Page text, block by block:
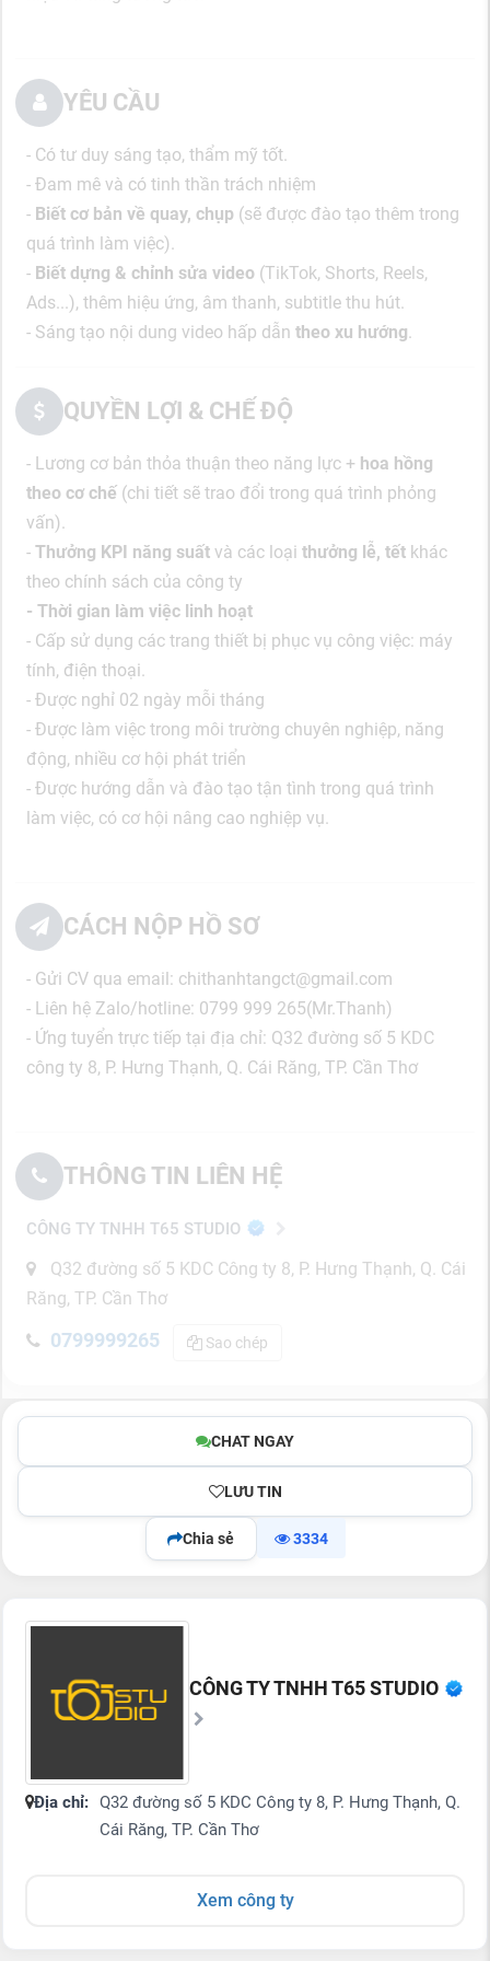
YÊU CẦU
- Có tư duy sáng tạo, thẩm mỹ tốt.
- Đam mê và có tinh thần trách nhiệm
- Biết cơ bản về quay, chụp (sẽ được đào tạo thêm trong
quá trình làm việc).
- Biết dựng & chỉnh sửa video (TikTok, Shorts, Reels,
Ads...), thêm hiệu ứng, âm thanh, subtitle thu hút.
- Sáng tạo nội dung video hấp dẫn theo xu hướng
QUYỀN LỢI & CHẾ ĐỘ
- Lương cơ bản thỏa thuận theo năng lực + hoa hồng
theo cơ chế (chi tiết sẽ trao đổi trong quá trình phỏng
vấn).
- Thưởng KPI năng suất và các loại thưởng lễ, tết khác
theo chính sách của công ty
- Thời gian làm việc linh hoạt
- Cấp sử dụng các trang thiết bị phục vụ công việc: máy
tính, điện thoại.
- Được nghỉ 02 ngày mỗi tháng
- Được làm việc trong môi trường chuyên nghiệp, năng
động, nhiều cơ hội phát triển
- Được hướng dẫn và đào tạo tận tình trong quá trình
làm việc, có cơ hội nâng cao nghiệp vụ.
CÁCH NỘP HỒ SƠ
- Gửi CV qua email: chithanhtangct@gmail.com
- Liên hệ Zalo/hotline: 0799 999 265(Mr.Thanh)
- Ứng tuyển trực tiếp tại địa chỉ: Q32 đường số 5 KDC
công ty 8, P. Hưng Thạnh, Q. Cái Răng, TP. Cần Thơ
THÔNG TIN LIÊN HỆ
CÔNG TY TNHH T65 STUDIO
Q32 đường số 5 KDC Công ty 8, P. Hưng Thạnh, Q. Cái
Răng, TP. Cần Thơ
0799999265 Sao chép
CHAT NGAY
LƯU TIN
Chia sẻ 3334
CÔNG TY TNHH T65 STUDIO
Địa chỉ: Q32 đường số 5 KDC Công ty 8, P. Hưng Thạnh, Q.
Cái Răng, TP. Cần Thơ
Xem công ty